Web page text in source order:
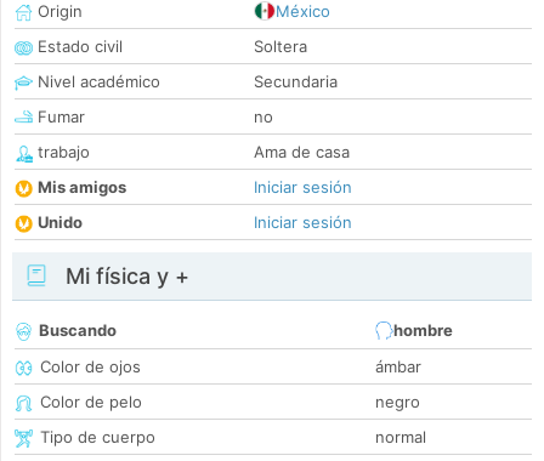
Origin
México
Estado civil
Soltera
Nivel académico
Secundaria
Fumar
no
trabajo
Ama de casa
Mis amigos
Iniciar sesión
Unido
Iniciar sesión
Mi física y +
Buscando
hombre
Color de ojos
ámbar
Color de pelo
negro
Tipo de cuerpo
normal